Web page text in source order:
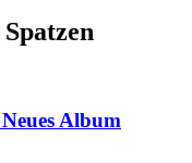
Album